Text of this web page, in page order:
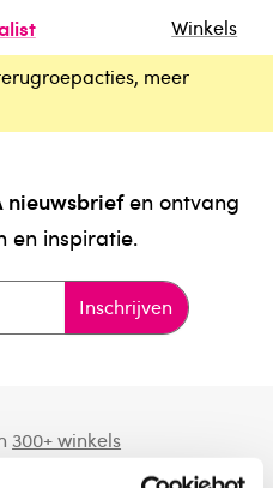
Winkels
meer
nieuwsbriefen ontvang
en inspiratie.
Inschrijven
300+ winkels